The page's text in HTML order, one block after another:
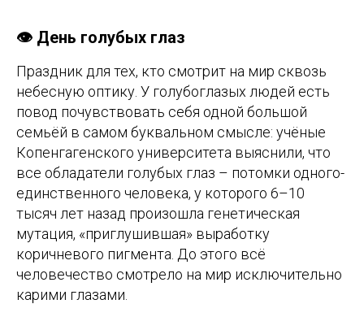
👁️ День голубых глаз
Праздник для тех, кто смотрит на мир сквозь
небесную оптику. У голубоглазых людей есть
повод почувствовать себя одной большой
семьёй в самом буквальном смысле: учёные
Копенгагенского университета выяснили, что
все обладатели голубых глаз – потомки одного-
единственного человека, у которого 6–10
тысяч лет назад произошла генетическая
мутация, «приглушившая» выработку
коричневого пигмента. До этого всё
человечество смотрело на мир исключительно
карими глазами.